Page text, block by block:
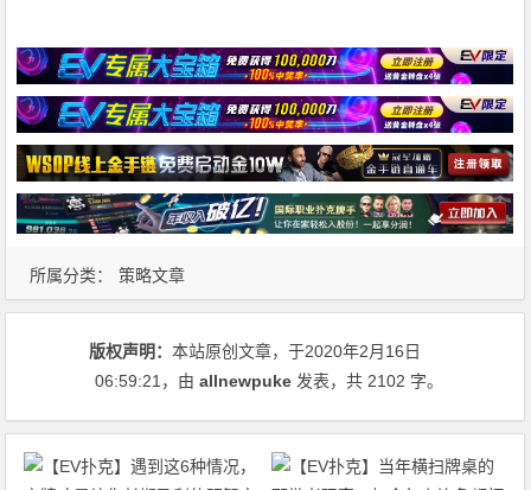
所属分类： 策略文章
版权声明：本站原创文章，于2020年2月16日
06:59:21 ，由allnewpuke 发表，共 2102 字。